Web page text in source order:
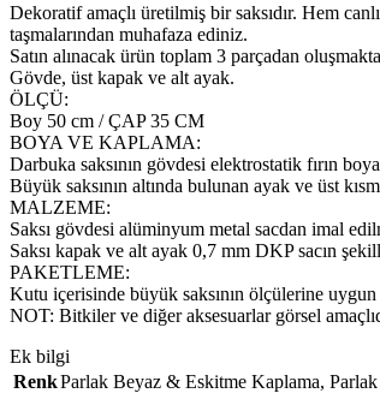
Dekoratif amaçlı üretilmiş bir saksıdır. Hem
taşmalarından muhafaza ediniz.
Satın alınacak ürün toplam 3 parçadan
Gövde, üst kapak ve alt ayak.
ÖLÇÜ:
Boy 50 cm / ÇAP 35 CM
BOYA VE KAPLAMA:
Darbuka saksının gövdesi elektrostatik fırın
Büyük saksının altında bulunan ayak ve üst
MALZEME:
Saksı gövdesi alüminyum metal sacdan imal
Saksı kapak ve alt ayak 0,7 mm DKP sacın
PAKETLEME:
Kutu içerisinde büyük saksının ölçülerine
NOT: Bitkiler ve diğer aksesuarlar görsel
Ek bilgi
RenkParlak Beyaz & Eskitme Kaplama,